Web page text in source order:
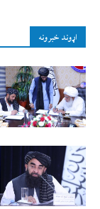
اړوند خبرونه